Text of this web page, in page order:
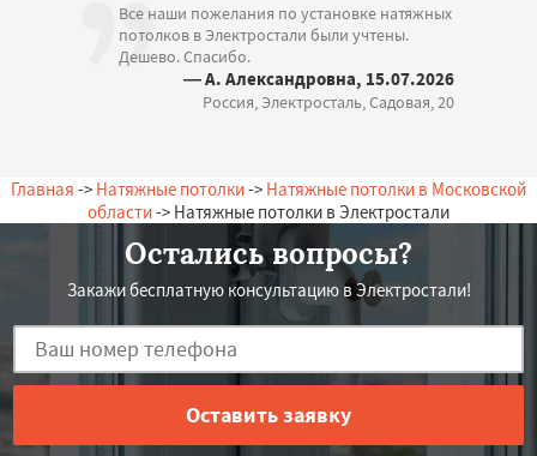
Все наши пожелания по установке натяжных
потолков в Электростали были учтены.
Дешево. Спасибо.
— А. Александровна, 15.07.2026
Россия, Электросталь, Садовая, 20
Главная -> Натяжные потолки-> Натяжные потолки в Московской
области-> Натяжные потолки в Электростали
Остались вопросы?
Закажи бесплатную консультацию в Электростали!